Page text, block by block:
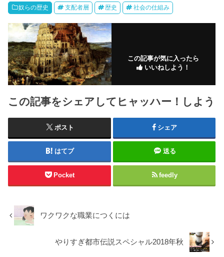
奴らの歴史 支配者層 歴史 社会の仕組み
この記事が気に入ったら
いいねしよう！
この記事をシェアしてヒャッハー！しよう
ポスト シェア
はてブ 送る
Pocket feedly
ワクワクな職業につくには
やりすぎ都市伝説スペシャル2018年秋